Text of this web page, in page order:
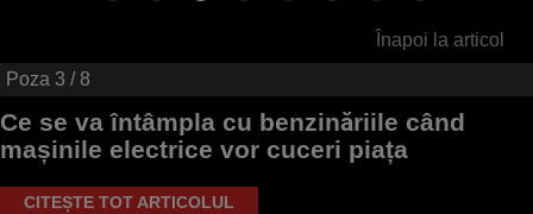
Înapoi la articol
Poza 3 / 8
Ce se va întâmpla cu benzinăriile când
mașinile electrice vor cuceri piața
CITEȘTE TOT ARTICOLUL